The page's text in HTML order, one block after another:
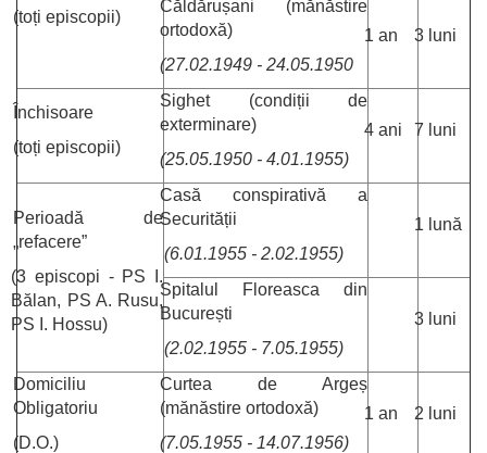
(toți episcopii)
Căldărușani (mănăstire
ortodoxă)
(27.02.1949 - 24.05.1950
1 an 3 luni
Închisoare
(toți episcopii)
Sighet (condiții de
exterminare)
(25.05.1950 - 4.01.1955)
4 ani 7 luni
Perioadă de
„refacere”
(3 episcopi - PS I.
Bălan, PS A. Rusu,
PS I. Hossu)
Casă conspirativă a
Securității
(6.01.1955 - 2.02.1955)
1 lună
Spitalul Floreasca din
București
(2.02.1955 - 7.05.1955)
3 luni
Domiciliu
Obligatoriu
(D.O.)
Curtea de Argeș
(mănăstire ortodoxă)
(7.05.1955 - 14.07.1956)
1 an 2 luni